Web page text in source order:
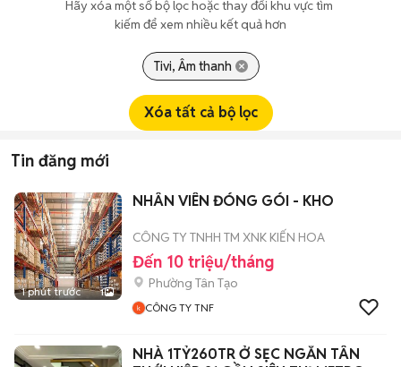
Hãy xóa một số bộ lọc hoặc thay đổi khu vực tìm
kiếm để xem nhiều kết quả hơn
Tivi, Âm thanh
Xóa tất cả bộ lọc
Tin đăng mới
1 phút trước 1
NHÂN VIÊN ĐÓNG GÓI - KHO
CÔNG TY TNHH TM XNK KIẾN HOA
Đến 10 triệu/tháng
Phường Tân Tạo
CÔNG TY TNF
NHÀ 1TỶ260TR Ở SẸC NGẮN TÂN